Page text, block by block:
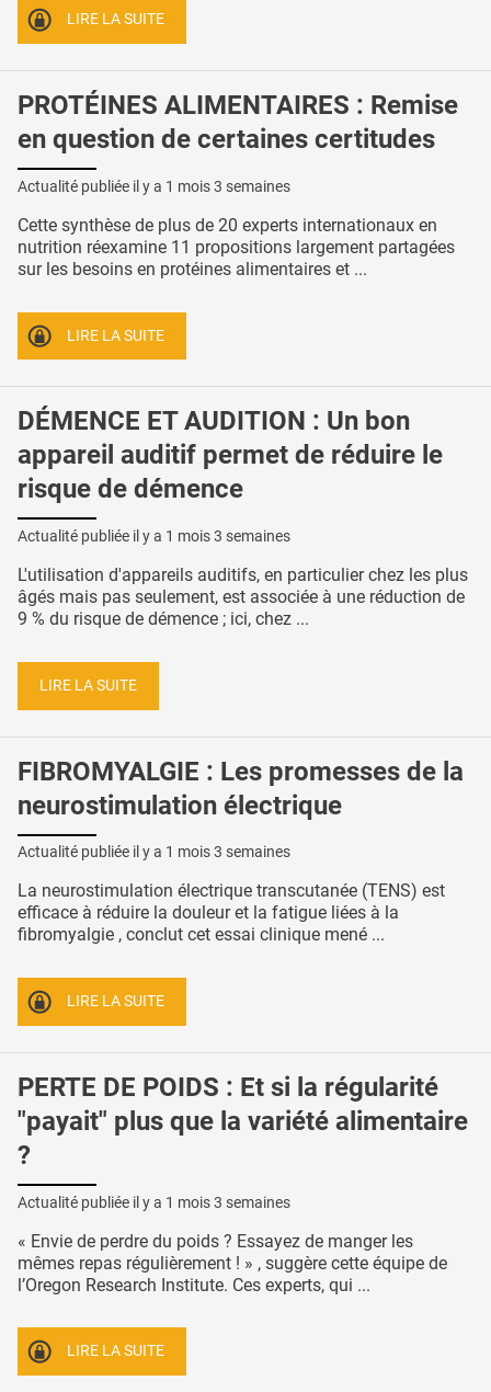
LIRE LA SUITE
PROTÉINES ALIMENTAIRES : Remise
en question de certaines certitudes
Actualité publiée il y a 1 mois 3 semaines
Cette synthèse de plus de 20 experts internationaux en
nutrition réexamine 11 propositions largement partagées
sur les besoins en protéines alimentaires et ...
LIRE LA SUITE
DÉMENCE ET AUDITION : Un bon
appareil auditif permet de réduire le
risque de démence
Actualité publiée il y a 1 mois 3 semaines
L'utilisation d'appareils auditifs, en particulier chez les plus
âgés mais pas seulement, est associée à une réduction de
9 % du risque de démence ; ici, chez ...
LIRE LA SUITE
FIBROMYALGIE : Les promesses de la
neurostimulation électrique
Actualité publiée il y a 1 mois 3 semaines
La neurostimulation électrique transcutanée (TENS) est
efficace à réduire la douleur et la fatigue liées à la
fibromyalgie , conclut cet essai clinique mené ...
LIRE LA SUITE
PERTE DE POIDS : Et si la régularité
"payait" plus que la variété alimentaire
?
Actualité publiée il y a 1 mois 3 semaines
« Envie de perdre du poids ? Essayez de manger les
mêmes repas régulièrement ! » , suggère cette équipe de
l’Oregon Research Institute. Ces experts, qui ...
LIRE LA SUITE